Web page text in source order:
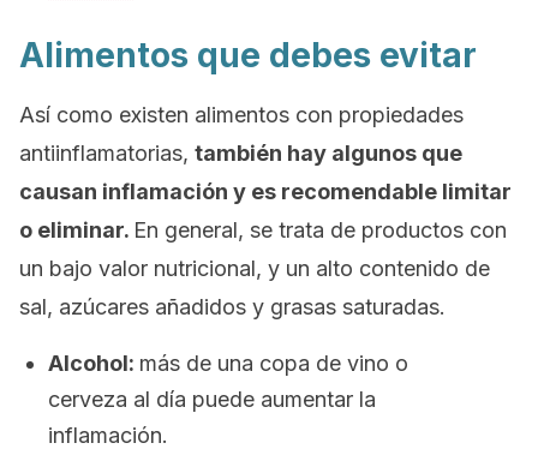
Alimentos que debes evitar
Así como existen alimentos con propiedades
antiinflamatorias, también hay algunos que
causan inflamación y es recomendable limitar
o eliminar. En general, se trata de productos con
un bajo valor nutricional, y un alto contenido de
sal, azúcares añadidos y grasas saturadas.
Alcohol: más de una copa de vino o
cerveza al día puede aumentar la
inflamación.